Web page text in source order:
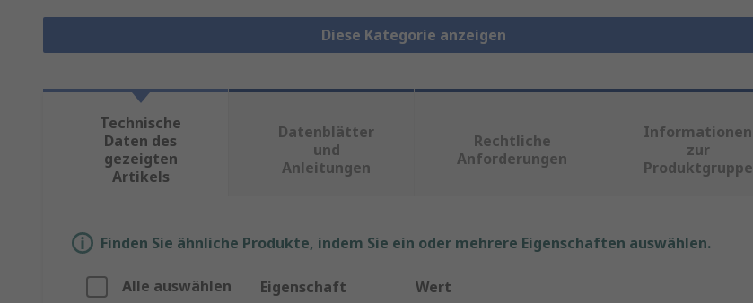
Diese Kategorie anzeigen
Technische
Daten des
gezeigten
Artikels
Datenblätter
und
Anleitungen
Rechtliche
Anforderungen
Informationen
zur
Produktgruppe
Finden Sie ähnliche Produkte, indem Sie ein oder mehrere Eigenschaften auswählen.
Alle auswählen Eigenschaft Wert